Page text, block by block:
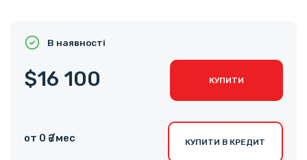
В наявності
$16 100 КУПИТИ
от 0 ₴ /мес КУПИТИ В КРЕДИТ